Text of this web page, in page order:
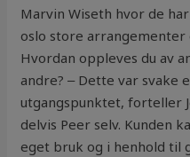
Marvin Wiseth hvor de
oslo store arrangementer
Hvordan oppleves du av
andre? ‒ Dette var svake
utgangspunktet, forteller
delvis Peer selv. Kunden
eget bruk og i henhold til